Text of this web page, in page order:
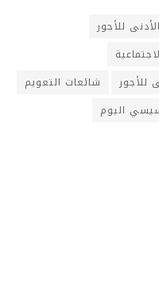
للأجور
للأجور
شائعات التعويم
اليوم